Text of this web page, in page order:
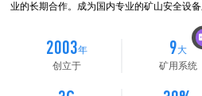
业的长期合作。成为国内专业的矿山安全设备
2003年
创立于
9大
矿用系统